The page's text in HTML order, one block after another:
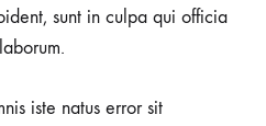
sunt in culpa qui officia
iste natus error sit